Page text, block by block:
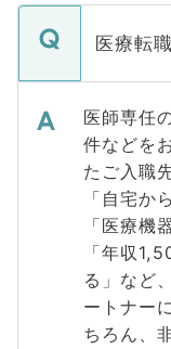
医療転
医師専任
件などを
たご入職
「自宅か
「医療機
「年収
る」など
ートナー
ちろん、